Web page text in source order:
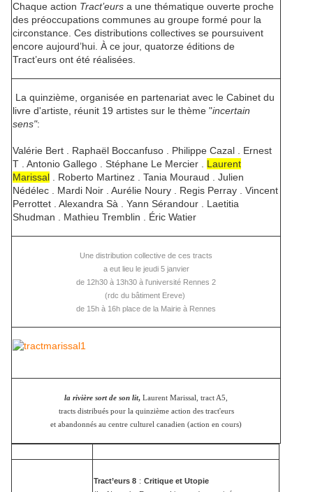
Chaque action Tract’eurs a une thématique ouverte proche
des préoccupations communes au groupe formé pour la
circonstance. Ces distributions collectives se poursuivent
encore aujourd’hui. À ce jour, quatorze éditions de
Tract’eurs ont été réalisées.
La quinzième, organisée en partenariat avec le Cabinet du
livre d'artiste, réunit 19 artistes sur le thème "incertain
sens":
Valérie Bert . Raphaël Boccanfuso . Philippe Cazal . Ernest
T . Antonio Gallego . Stéphane Le Mercier . Laurent
Marissal . Roberto Martinez . Tania Mouraud . Julien
Nédélec . Mardi Noir . Aurélie Noury . Regis Perray . Vincent
Perrottet . Alexandra Sà . Yann Sérandour . Laetitia
Shudman . Mathieu Tremblin . Éric Watier
Une distribution collective de ces tracts
a eut lieu le jeudi 5 janvier
de 12h30 à 13h30 à l'université Rennes 2
(rdc du bâtiment Ereve)
de 15h à 16h place de la Mairie à Rennes
la rivière sort de son lit, Laurent Marissal, tract A5,
tracts distribués pour la quinzième action des tract'eurs
et abandonnés au centre culturel canadien (action en cours)
Tract’eurs 8 : Critique et Utopie